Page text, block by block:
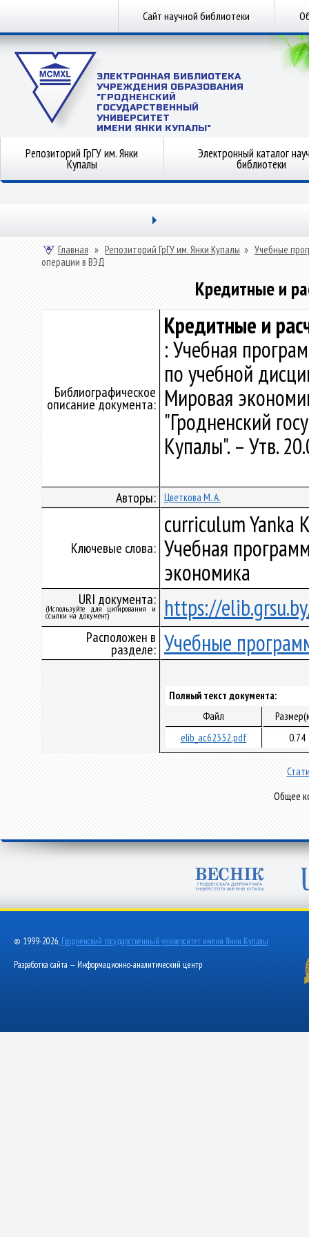
Сайт научной библиотеки
ЭЛЕКТРОННАЯ БИБЛИОТЕКА
УЧРЕЖДЕНИЯ ОБРАЗОВАНИЯ
"ГРОДНЕНСКИЙ
ГОСУДАРСТВЕННЫЙ
УНИВЕРСИТЕТ
ИМЕНИ ЯНКИ КУПАЛЫ"
Репозиторий ГрГУ им. Янки
Купалы
Электронный каталог
библиотеки
Главная » Репозиторий ГрГУ им. Янки Купалы » Учебные
операции в ВЭД
Кредитные и
Библиографическое
описание документа:
Кредитные и
: Учебная
по учебной
Мировая
"Гродненский
Купалы". – Утв.
Авторы: Цветкова М. А.
Ключевые слова:
curriculum Yanka
Учебная
экономика
URI документа:
(Используйте для цитирования и
ссылки на документ) https://
Расположен в
разделе: Учебные
Полный текст документа:
Файл
elib_ac62332.pdf
0.74
Общее
© 1999-2026, Гродненский государственный университет имени Янки Купалы
Разработка сайта — Информационно-аналитический центр